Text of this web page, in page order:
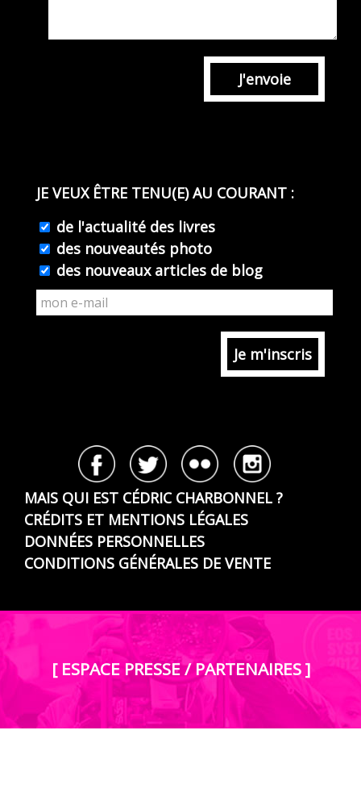
J'envoie
JE VEUX ÊTRE TENU(E) AU COURANT :
de l'actualité des livres
des nouveautés photo
des nouveaux articles de blog
MAIS QUI EST CÉDRIC CHARBONNEL ?
CRÉDITS ET MENTIONS LÉGALES
DONNÉES PERSONNELLES
CONDITIONS GÉNÉRALES DE VENTE
[ ESPACE PRESSE / PARTENAIRES ]